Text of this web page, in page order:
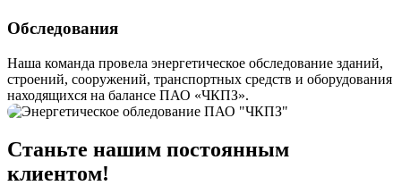
Обследования
Наша команда провела энергетическое обследование зданий,
строений, сооружений, транспортных средств и оборудования
находящихся на балансе ПАО «ЧКПЗ».
Станьте нашим постоянным
клиентом!